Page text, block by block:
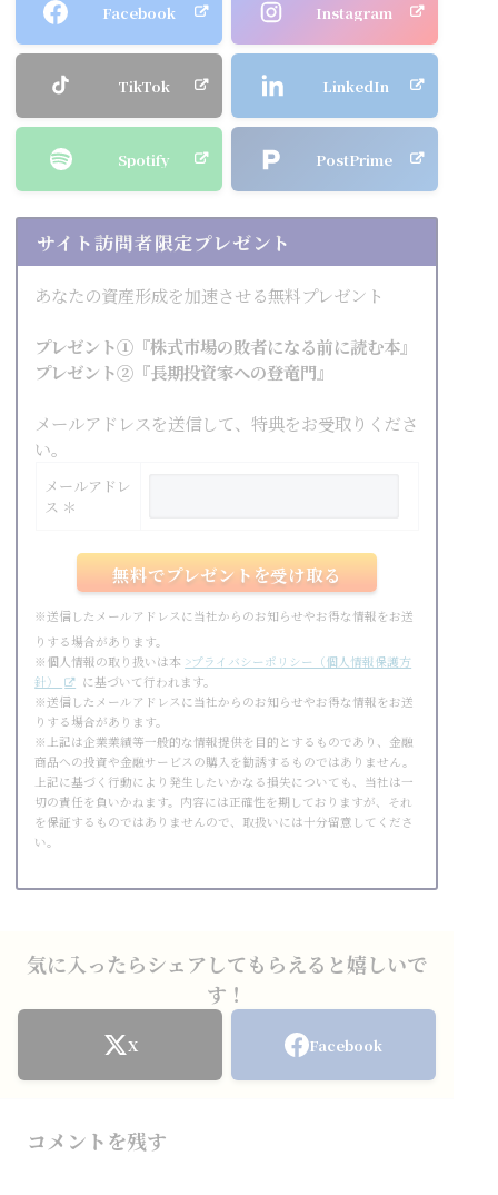
Facebook Instagram
TikTok LinkedIn
Spotify PostPrime
サイト訪問者限定プレゼント
あなたの資産形成を加速させる無料プレゼント
プレゼント①『株式市場の敗者になる前に読む本』
プレゼント②『長期投資家への登竜門』
メールアドレスを送信して、特典をお受取りくださ
い。
メールアドレ
ス ＊
※送信したメールアドレスに当社からのお知らせやお得な情報をお送
りする場合があります。
※個人情報の取り扱いは本 >プライバシーポリシー（個人情報保護方
針）
に基づいて行われます。
※送信したメールアドレスに当社からのお知らせやお得な情報をお送
りする場合があります。
※上記は企業業績等一般的な情報提供を目的とするものであり、金融
商品への投資や金融サービスの購入を勧誘するものではありません。
上記に基づく行動により発生したいかなる損失についても、当社は一
切の責任を負いかねます。内容には正確性を期しておりますが、それ
を保証するものではありませんので、取扱いには十分留意してくださ
い。
気に入ったらシェアしてもらえると嬉しいで
す！
X Facebook
コメントを残す